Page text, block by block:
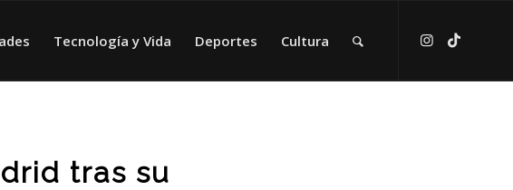
Tecnología y Vida Deportes Cultura
tras su